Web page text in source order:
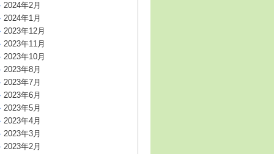
2024年2月
2024年1月
2023年12月
2023年11月
2023年10月
2023年8月
2023年7月
2023年6月
2023年5月
2023年4月
2023年3月
2023年2月